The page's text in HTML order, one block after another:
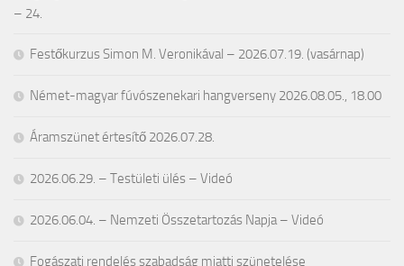
– 24.
Festőkurzus Simon M. Veronikával – 2026.07.19. (vasárnap)
Német-magyar fúvószenekari hangverseny 2026.08.05., 18.00
Áramszünet értesítő 2026.07.28.
2026.06.29. – Testületi ülés – Videó
2026.06.04. – Nemzeti Összetartozás Napja – Videó
Fogászati rendelés szabadság miatti szünetelése